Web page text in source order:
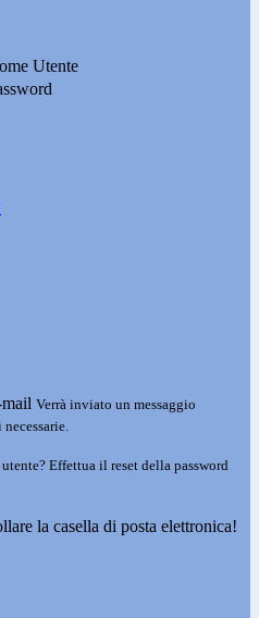
Utente
Verrà inviato un messaggio
Effettua il reset della password
la casella di posta elettronica!